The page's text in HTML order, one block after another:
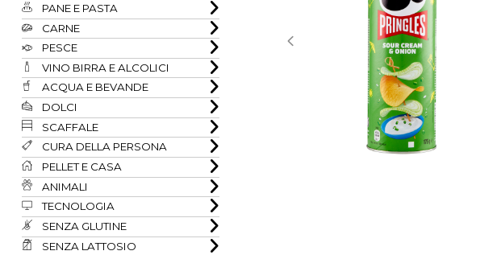
PANE E PASTA
CARNE
PESCE
VINO BIRRA E ALCOLICI
ACQUA E BEVANDE
DOLCI
SCAFFALE
CURA DELLA PERSONA
PELLET E CASA
ANIMALI
TECNOLOGIA
SENZA GLUTINE
SENZA LATTOSIO